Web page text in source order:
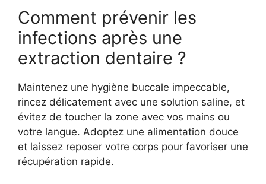
Comment prévenir les
infections après une
extraction dentaire ?
Maintenez une hygiène buccale impeccable,
rincez délicatement avec une solution saline, et
évitez de toucher la zone avec vos mains ou
votre langue. Adoptez une alimentation douce
et laissez reposer votre corps pour favoriser une
récupération rapide.